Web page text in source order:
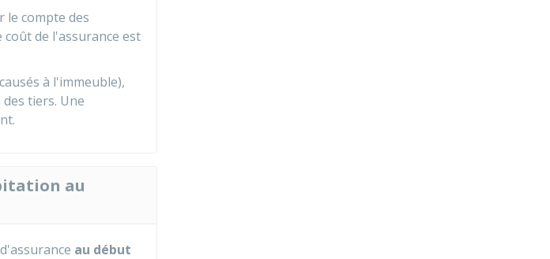
le compte des
de l'assurance est
à l'immeuble),
tiers. Une
au
au début